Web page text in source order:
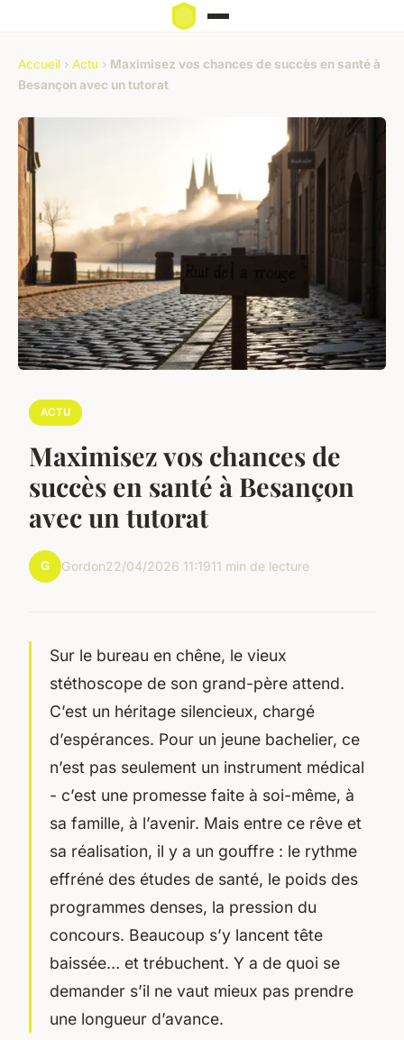
Accueil › Actu › Maximisez vos chances de succès en santé à
Besançon avec un tutorat
ACTU
Maximisez vos chances de
succès en santé à Besançon
avec un tutorat
G Gordon22/04/2026 11:1911 min de lecture
Sur le bureau en chêne, le vieux
stéthoscope de son grand-père attend.
C’est un héritage silencieux, chargé
d’espérances. Pour un jeune bachelier, ce
n’est pas seulement un instrument médical
- c’est une promesse faite à soi-même, à
sa famille, à l’avenir. Mais entre ce rêve et
sa réalisation, il y a un gouffre : le rythme
effréné des études de santé, le poids des
programmes denses, la pression du
concours. Beaucoup s’y lancent tête
baissée… et trébuchent. Y a de quoi se
demander s’il ne vaut mieux pas prendre
une longueur d’avance.